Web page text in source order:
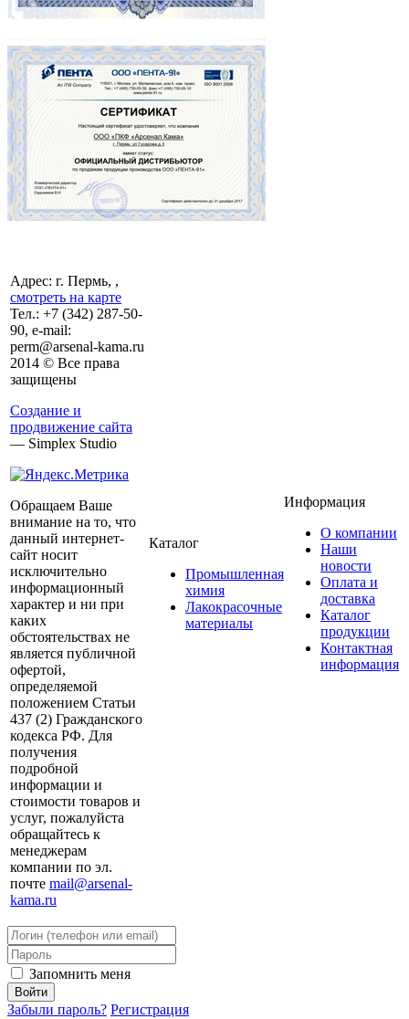
Адрес: г. Пермь, ,
смотреть на карте
Тел.: +7 (342) 287-50-
90, e-mail:
perm@arsenal-kama.ru
2014 © Все права
защищены
Создание и
продвижение сайта
— Simplex Studio
Обращаем Ваше
внимание на то, что
данный интернет-
сайт носит
исключительно
информационный
характер и ни при
каких
обстоятельствах не
является публичной
офертой,
определяемой
положением Статьи
437 (2) Гражданского
кодекса РФ. Для
получения
подробной
информации и
стоимости товаров и
услуг, пожалуйста
обращайтесь к
менеджерам
компании по эл.
почте mail@arsenal-
kama.ru
Каталог
Промышленная
химия
Лакокрасочные
материалы
Информация
О компании
Наши
новости
Оплата и
доставка
Каталог
продукции
Контактная
информация
Запомнить меня
Забыли пароль? Регистрация